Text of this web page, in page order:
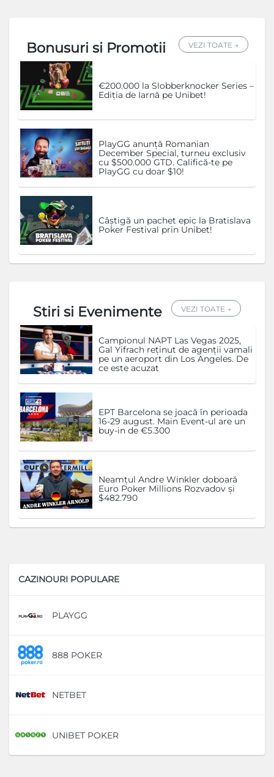
Bonusuri si Promotii VEZI TOATE →
€200.000 la Slobberknocker Series –
Ediția de Iarnă pe Unibet!
PlayGG anunță Romanian
December Special, turneu exclusiv
cu $500.000 GTD. Califică-te pe
PlayGG cu doar $10!
Câștigă un pachet epic la Bratislava
Poker Festival prin Unibet!
Stiri si Evenimente VEZI TOATE →
Campionul NAPT Las Vegas 2025,
Gal Yifrach reținut de agenții vamali
pe un aeroport din Los Angeles. De
ce este acuzat
EPT Barcelona se joacă în perioada
16-29 august. Main Event-ul are un
buy-in de €5.300
Neamțul Andre Winkler doboară
Euro Poker Millions Rozvadov și
$482.790
CAZINOURI POPULARE
PLAYGG
888 POKER
NETBET
UNIBET POKER